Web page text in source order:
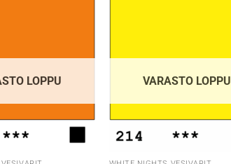
LOPPU VARASTO LOPPU